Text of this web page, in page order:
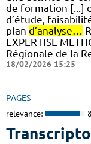
de formation [...]
d’étude,
plan d’analyse…
EXPERTISE
Régionale de la
18/02/2026 15:25
PAGES
relevance: